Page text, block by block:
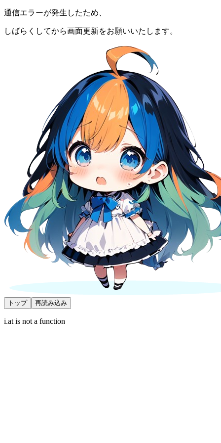
通信エラーが発生したため、
しばらくしてから画面更新をお願いいたします。
トップ 再読み込み
i.at is not a function